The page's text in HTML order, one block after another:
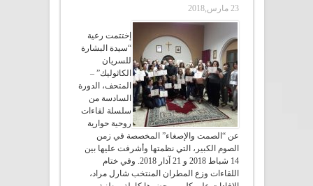
23 مارس,2018
إختتمت رعية
“سيدة البشارة
للسريان
الكاثوليك” –
المتحف، الدورة
السادسة من
سلسلة لقاءات
روحية حوارية
عن “الصمت والإصغاء” المخصصة في زمن
الصوم الكبير، التي نظمتها وأشرفت عليها بين
14 شباط 2018 و 21 آذار 2018. وفي ختام
اللقاءات وزع المطران المنتخب شارل مراد،